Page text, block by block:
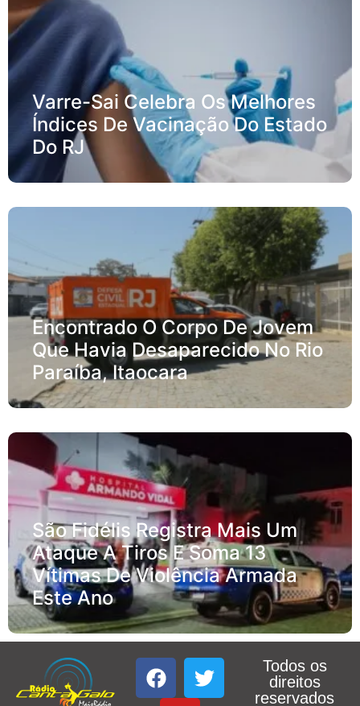
Varre-Sai Celebra Os Melhores
Índices De Vacinação Do Estado
Do RJ
Encontrado O Corpo De Jovem
Que Havia Desaparecido No Rio
Paraíba, Itaocara
São Fidélis Registra Mais Um
Ataque A Tiros E Soma 13
Vítimas De Violência Armada
Este Ano
Todos os
direitos
reservados